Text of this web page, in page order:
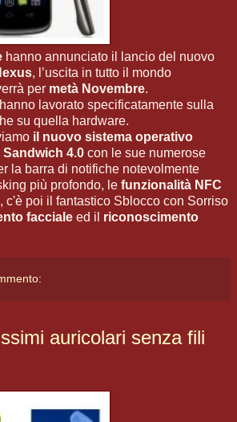
hanno annunciato il lancio del nuovo
, l’uscita in tutto il mondo
per metà Novembre.
lavorato specificatamente sulla
su quella hardware.
il nuovo sistema operativo
4.0 con le sue numerose
la barra di notifiche notevolmente
più profondo, le funzionalità NFC
, c'è poi il fantastico Sblocco con Sorriso
facciale ed il riconoscimento
auricolari senza fili